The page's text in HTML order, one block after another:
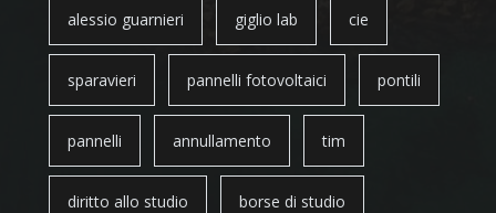
alessio guarnieri giglio lab cie
sparavieri pannelli fotovoltaici pontili
pannelli annullamento tim
diritto allo studio borse di studio